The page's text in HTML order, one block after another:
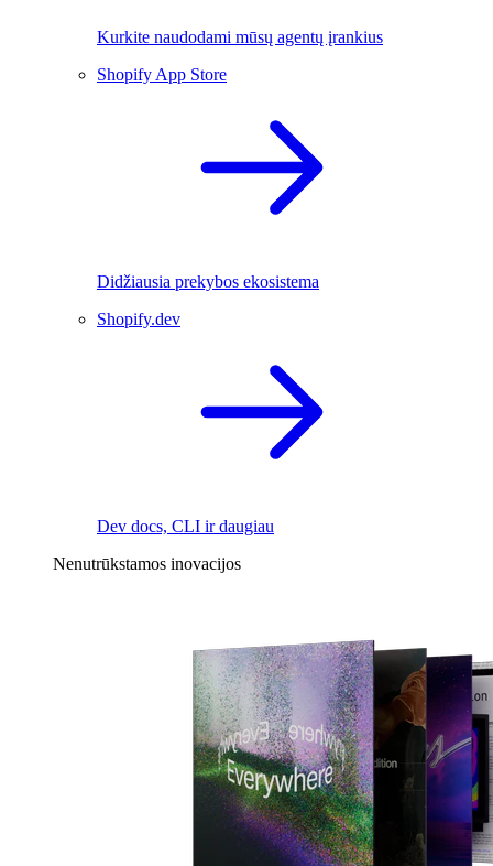
Kurkite naudodami mūsų agentų įrankius
Shopify App Store
Didžiausia prekybos ekosistema
Shopify.dev
Dev docs, CLI ir daugiau
Nenutrūkstamos inovacijos